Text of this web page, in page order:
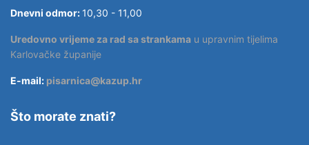
Dnevni odmor: 10,30 - 11,00
Uredovno vrijeme za rad sa strankama u upravnim tijelima
Karlovačke županije
E-mail: pisarnica@kazup.hr
Što morate znati?